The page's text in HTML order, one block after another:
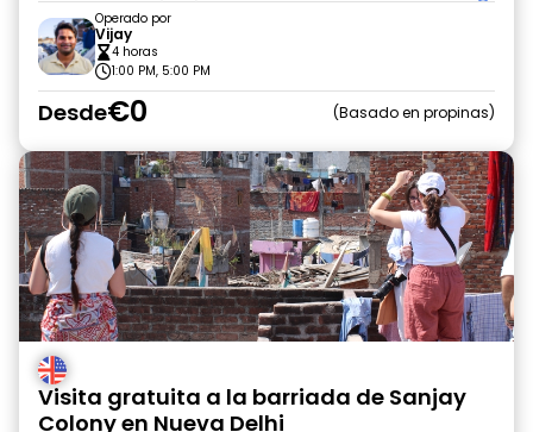
Operado por
Vijay
4 horas
1:00 PM, 5:00 PM
Desde€0 Basado en propinas
Visita gratuita a la barriada de Sanjay
Colony en Nueva Delhi